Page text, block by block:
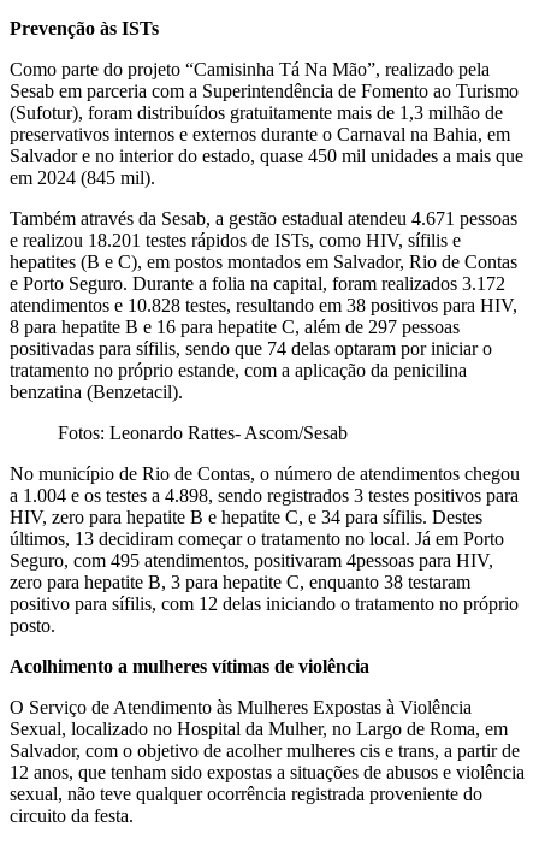
Prevenção às ISTs
Como parte do projeto “Camisinha Tá Na Mão”, realizado pela
Sesab em parceria com a Superintendência de Fomento ao Turismo
(Sufotur), foram distribuídos gratuitamente mais de 1,3 milhão de
preservativos internos e externos durante o Carnaval na Bahia, em
Salvador e no interior do estado, quase 450 mil unidades a mais que
em 2024 (845 mil).
Também através da Sesab, a gestão estadual atendeu 4.671 pessoas
e realizou 18.201 testes rápidos de ISTs, como HIV, sífilis e
hepatites (B e C), em postos montados em Salvador, Rio de Contas
e Porto Seguro. Durante a folia na capital, foram realizados 3.172
atendimentos e 10.828 testes, resultando em 38 positivos para HIV,
8 para hepatite B e 16 para hepatite C, além de 297 pessoas
positivadas para sífilis, sendo que 74 delas optaram por iniciar o
tratamento no próprio estande, com a aplicação da penicilina
benzatina (Benzetacil).
Fotos: Leonardo Rattes- Ascom/Sesab
No município de Rio de Contas, o número de atendimentos chegou
a 1.004 e os testes a 4.898, sendo registrados 3 testes positivos para
HIV, zero para hepatite B e hepatite C, e 34 para sífilis. Destes
últimos, 13 decidiram começar o tratamento no local. Já em Porto
Seguro, com 495 atendimentos, positivaram 4pessoas para HIV,
zero para hepatite B, 3 para hepatite C, enquanto 38 testaram
positivo para sífilis, com 12 delas iniciando o tratamento no próprio
posto.
Acolhimento a mulheres vítimas de violência
O Serviço de Atendimento às Mulheres Expostas à Violência
Sexual, localizado no Hospital da Mulher, no Largo de Roma, em
Salvador, com o objetivo de acolher mulheres cis e trans, a partir de
12 anos, que tenham sido expostas a situações de abusos e violência
sexual, não teve qualquer ocorrência registrada proveniente do
circuito da festa.